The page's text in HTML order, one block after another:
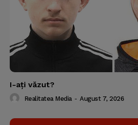
I-aţi văzut?
Realitatea Media - August 7, 2026